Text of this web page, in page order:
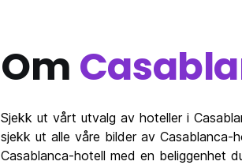
Om
Sjekk ut vårt utvalg av hoteller i
sjekk ut alle våre bilder av
Casablanca-hotell med en beliggenhet